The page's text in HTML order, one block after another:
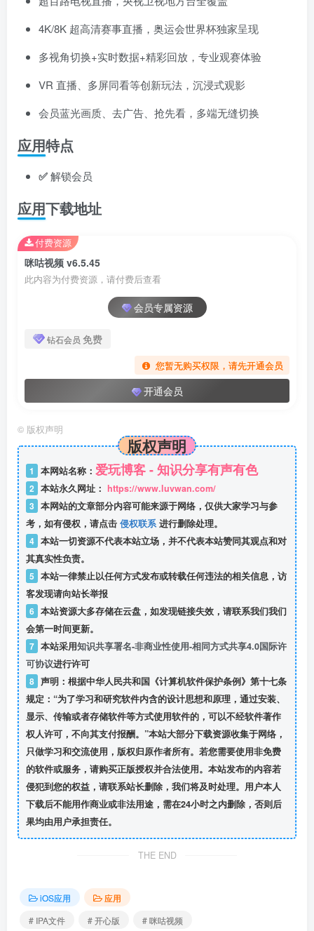
4K/8K 超高清赛事直播，奥运会世界杯独家呈现
多视角切换+实时数据+精彩回放，专业观赛体验
VR 直播、多屏同看等创新玩法，沉浸式观影
会员蓝光画质、去广告、抢先看，多端无缝切换
应用特点
✅解锁会员
应用下载地址
咪咕视频 v6.5.45
此内容为付费资源，请付费后查看
会员专属资源
钻石会员 免费
您暂无购买权限，请先开通会员
开通会员
付费资源
© 版权声明
版权声明
1 本网站名称： 爱玩博客 - 知识分享有声有色
2 本站永久网址： https://www.luvwan.com/
3 本网站的文章部分内容可能来源于网络，仅供大家学习与参
考，如有侵权，请点击 侵权联系进行删除处理。
4 本站一切资源不代表本站立场，并不代表本站赞同其观点和对
其真实性负责。
5 本站一律禁止以任何方式发布或转载任何违法的相关信息，访
客发现请向站长举报
6 本站资源大多存储在云盘，如发现链接失效，请联系我们我们
会第一时间更新。
7 本站采用知识共享署名-非商业性使用-相同方式共享4.0国际许
可协议进行许可
8 声明：根据中华人民共和国《计算机软件保护条例》第十七条
规定：“为了学习和研究软件内含的设计思想和原理，通过安装、
显示、传输或者存储软件等方式使用软件的，可以不经软件著作
权人许可，不向其支付报酬。”本站大部分下载资源收集于网络，
只做学习和交流使用，版权归原作者所有。若您需要使用非免费
的软件或服务，请购买正版授权并合法使用。本站发布的内容若
侵犯到您的权益，请联系站长删除，我们将及时处理。用户本人
下载后不能用作商业或非法用途，需在24小时之内删除，否则后
果均由用户承担责任。
THE END
iOS应用
应用
# IPA文件
# 开心版 # 咪咕视频